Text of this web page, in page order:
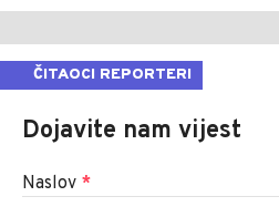
ČITAOCI REPORTERI
Dojavite nam vijest
Naslov *